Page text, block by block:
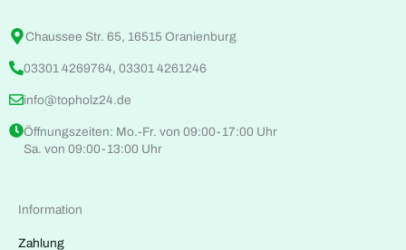
Chaussee Str. 65, 16515 Oranienburg
03301 4269764, 03301 4261246
info@topholz24.de
Öffnungszeiten: Mo.-Fr. von 09:00-17:00 Uhr
Sa. von 09:00-13:00 Uhr
Information
Zahlung